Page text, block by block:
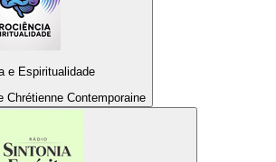
e Espiritualidade
Chrétienne Contemporaine